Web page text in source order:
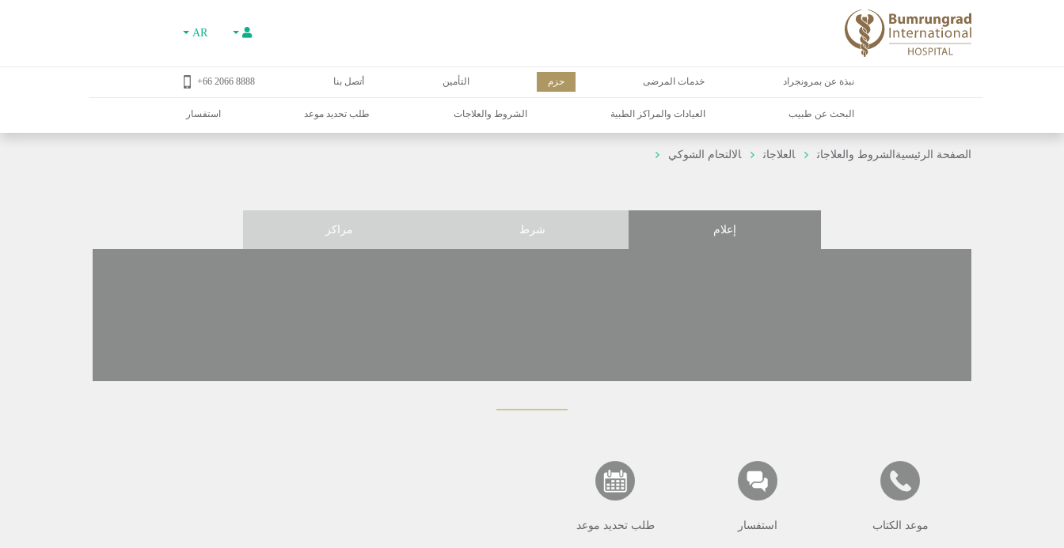
AR
نبذة عن بمرونجراد خدمات المرضى حزم التأمين أتصل بنا 8888 2066 66+
البحث عن طبيب العيادات والمراكز الطبية الشروط والعلاجات طلب تحديد موعد استفسار
الصفحة الرئيسية الشروط والعلاجات العلاجات الالتحام الشوكي
إعلام شرط مراكز
موعد الكتاب استفسار طلب تحديد موعد